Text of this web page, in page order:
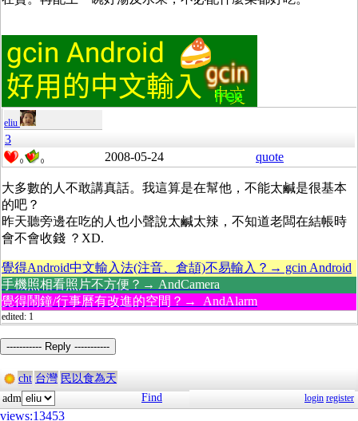
eliu
3
0 0 2008-05-24 quote
大多數的人不敢講真話。我這算是在幫他，不能太鹹是很基本
的吧？
昨天聽旁邊在吃的人也小聲說太鹹太辣，不知道老闆在結帳時
會不會收錢 ？XD.
覺得Android中文輸入法(注音、倉頡)不易輸入？→ gcin Android
手機照相看照片不方便？→ AndCamera
覺得鬧鐘/行事曆有改進的空間？→ AndAlarm
edited: 1
----------- Reply -----------
cht 台灣 民以食為天
adm
Find login register
views:13453